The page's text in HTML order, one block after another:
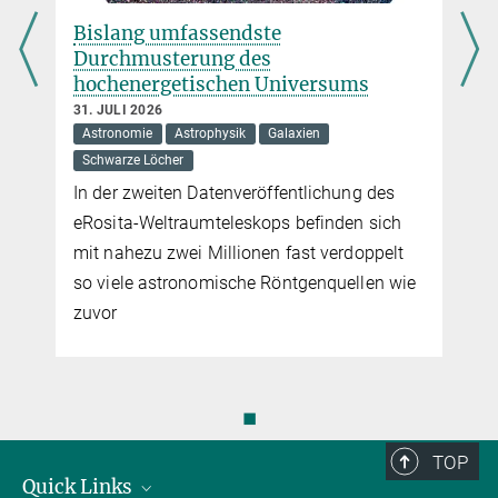
Max Planck Institute for Gravitational Physics
Prof. Dr. Dr. h.c. Karsten Danzmann
Max-Planck-Institut für Gravitationsphysik, Teilinstitut Hannover,
Hannover
+49 511 762-2356
karsten.danzmann@...
Dr. Frank Ohme
Hannover
+49 511 762-17171
Institute of Space Sciences, Barcelona
Bislang umfassendste
Durchmusterung des
hochenergetischen Universums
31. JULI 2026
Astronomie
Astrophysik
Galaxien
Schwarze Löcher
In der zweiten Datenveröffentlichung des
eRosita-Weltraumteleskops befinden sich
mit nahezu zwei Millionen fast verdoppelt
so viele astronomische Röntgenquellen wie
zuvor
◼
TOP
Quick Links